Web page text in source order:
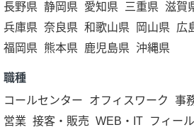
長野県 静岡県 愛知県 三重県 滋賀
兵庫県 奈良県 和歌山県 岡山県 広
福岡県 熊本県 鹿児島県 沖縄県
職種
コールセンター
オフィスワーク 事
営業 接客・販売 WEB・IT フィー